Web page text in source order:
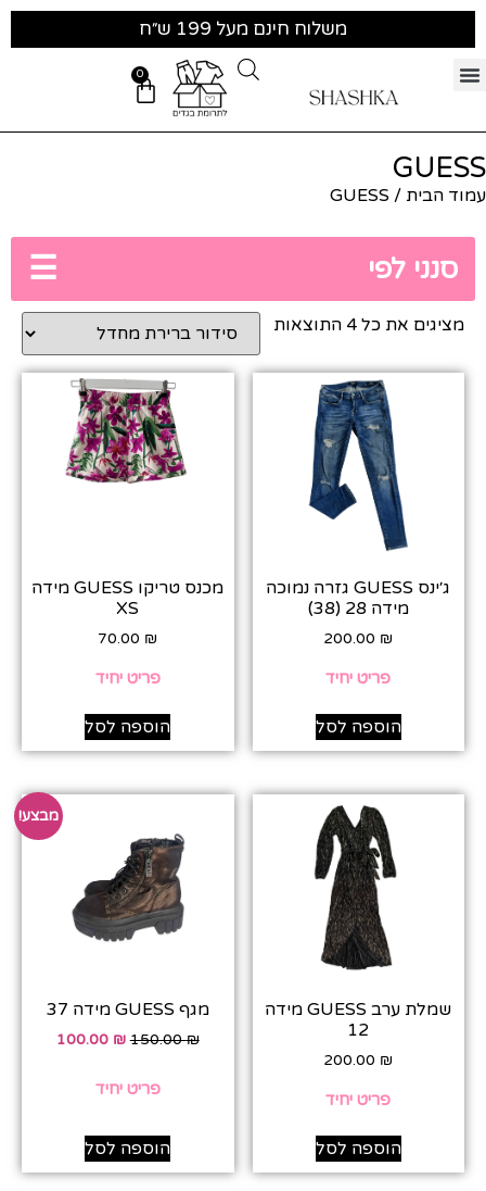
משלוח חינם מעל 199 ש״ח
0
GUESS
עמוד הבית / GUESS
סנני לפי ☰
מציגים את כל ⁦4⁩ התוצאות
ג׳ינס GUESS גזרה נמוכה
מידה 28 (38)
200.00 ₪
פריט יחיד
הוספה לסל
מכנס טריקו GUESS מידה
XS
70.00 ₪
פריט יחיד
הוספה לסל
שמלת ערב GUESS מידה
12
200.00 ₪
פריט יחיד
הוספה לסל
מבצע!
מגף GUESS מידה 37
150.00₪
100.00 ₪
פריט יחיד
הוספה לסל